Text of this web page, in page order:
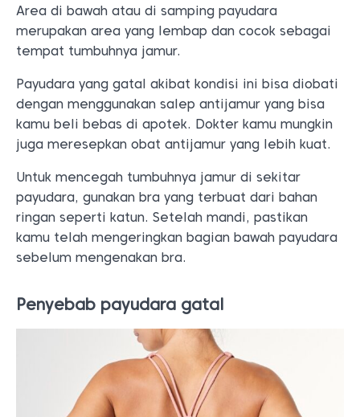
Untuk mencegah tumbuhnya jamur di sekitar
payudara, gunakan bra yang terbuat dari bahan
ringan seperti katun. Setelah mandi, pastikan
kamu telah mengeringkan bagian bawah payudara
sebelum mengenakan bra.
Penyebab payudara gatal
Penyebab payudara gatal
Ada berbagai macam penyebab payudara gatal,
berikut adalah penyebabnya: